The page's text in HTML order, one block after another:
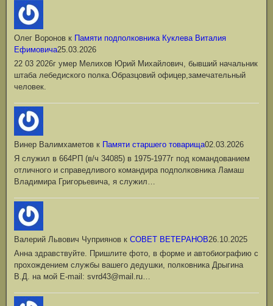
Олег Воронов к Памяти подполковника Куклева Виталия
Ефимовича25.03.2026
22 03 2026г умер Мелихов Юрий Михайлович, бывший начальник
штаба лебедиского полка.Образцовий офицер,замечательный
человек.
Винер Валимхаметов к Памяти старшего товарища02.03.2026
Я служил в 664РП (в/ч 34085) в 1975-1977г под командованием
отличного и справедливого командира подполковника Ламаш
Владимира Григорьевича, я служил…
Валерий Львович Чуприянов к СОВЕТ ВЕТЕРАНОВ26.10.2025
Анна здравствуйте. Пришлите фото, в форме и автобиографию с
прохождением службы вашего дедушки, полковника Дрыгина
В.Д. на мой Е-mail: svrd43@mail.ru…